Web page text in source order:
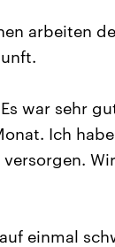
arbeiten
war sehr
Ich
einmal